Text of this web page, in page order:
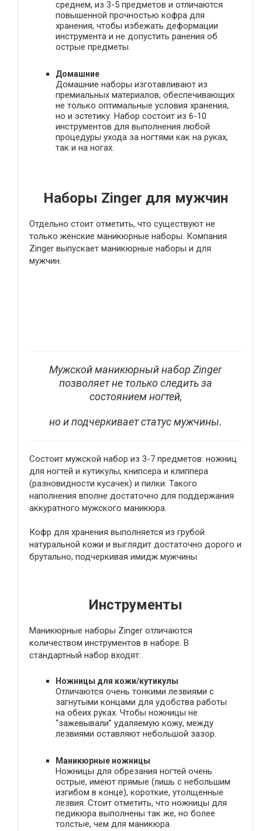
среднем, из 3-5 предметов и отличаются
повышенной прочностью кофра для
хранения, чтобы избежать деформации
инструмента и не допустить ранения об
острые предметы.
Домашние
Домашние наборы изготавливают из
премиальных материалов, обеспечивающих
не только оптимальные условия хранения,
но и эстетику. Набор состоит из 6-10
инструментов для выполнения любой
процедуры ухода за ногтями как на руках,
так и на ногах.
Наборы Zinger для мужчин
Отдельно стоит отметить, что существуют не
только женские маникюрные наборы. Компания
Zinger выпускает маникюрные наборы и для
мужчин.
Мужской маникюрный набор Zinger
позволяет не только следить за
состоянием ногтей,
но и подчеркивает статус мужчины.
Состоит мужской набор из 3-7 предметов: ножниц
для ногтей и кутикулы, книпсера и клиппера
(разновидности кусачек) и пилки. Такого
наполнения вполне достаточно для поддержания
аккуратного мужского маникюра.
Кофр для хранения выполняется из грубой
натуральной кожи и выглядит достаточно дорого и
брутально, подчеркивая имидж мужчины.
Инструменты
Маникюрные наборы Zinger отличаются
количеством инструментов в наборе. В
стандартный набор входят:
Ножницы для кожи/кутикулы
Отличаются очень тонкими лезвиями с
загнутыми концами для удобства работы
на обеих руках. Чтобы ножницы не
“зажевывали” удаляемую кожу, между
лезвиями оставляют небольшой зазор.
Маникюрные ножницы
Ножницы для обрезания ногтей очень
острые, имеют прямые (лишь с небольшим
изгибом в конце), короткие, утолщенные
лезвия. Стоит отметить, что ножницы для
педикюра выполнены так же, но более
толстые, чем для маникюра.